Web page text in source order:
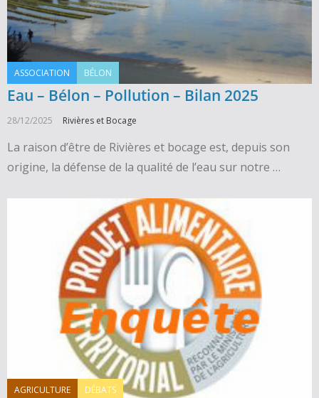
ASSOCIATION BÉLON
Eau – Bélon – Pollution – Bilan 2025
28/12/2025 Rivières et Bocage
La raison d’être de Rivières et bocage est, depuis son
origine, la défense de la qualité de l’eau sur notre …
AGRICULTURE DÉBATS